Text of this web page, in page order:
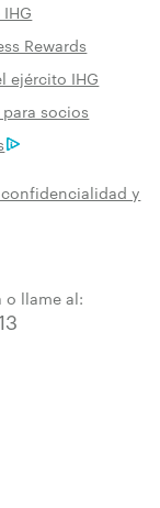
Rewards
ejército IHG
socios
y
o llame al: